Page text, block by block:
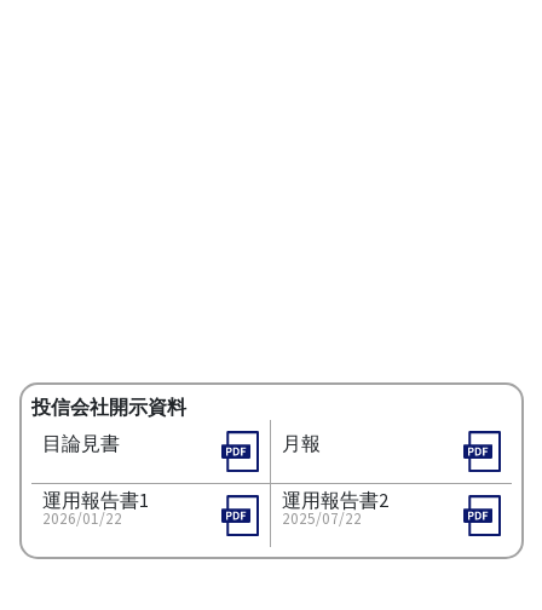
投信会社開示資料
目論見書
月報
運用報告書1
2026/01/22
運用報告書2
2025/07/22